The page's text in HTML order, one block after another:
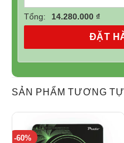
Tổng: 14.280.000 ₫
ĐẶT
SẢN PHẨM TƯƠNG TỰ
-60%